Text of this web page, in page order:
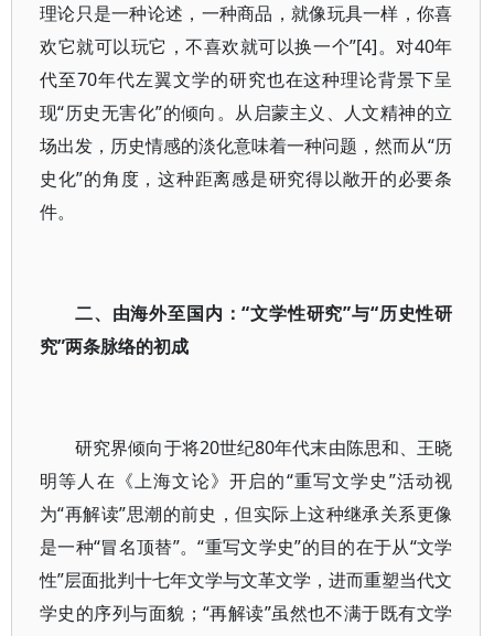
理论只是一种论述，一种商品，就像玩具一样，你喜
欢它就可以玩它，不喜欢就可以换一个”[4]。对40年
代至70年代左翼文学的研究也在这种理论背景下呈
现“历史无害化”的倾向。从启蒙主义、人文精神的立
场出发，历史情感的淡化意味着一种问题，然而从“历
史化”的角度，这种距离感是研究得以敞开的必要条
件。
二、由海外至国内：“文学性研究”与“历史性研
究”两条脉络的初成
研究界倾向于将20世纪80年代末由陈思和、王晓
明等人在《上海文论》开启的“重写文学史”活动视
为“再解读”思潮的前史，但实际上这种继承关系更像
是一种“冒名顶替”。“重写文学史”的目的在于从“文学
性”层面批判十七年文学与文革文学，进而重塑当代文
学史的序列与面貌；“再解读”虽然也不满于既有文学